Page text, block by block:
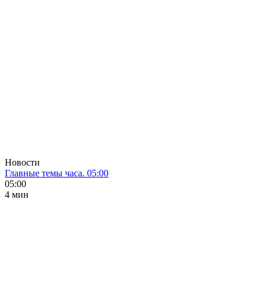
Новости
Главные темы часа. 05:00
05:00
4 мин